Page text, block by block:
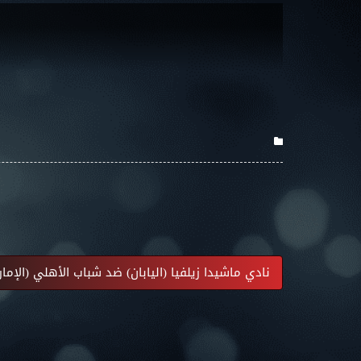
نادي ماشيدا زيلفيا (اليابان) ضد شباب الأهلي